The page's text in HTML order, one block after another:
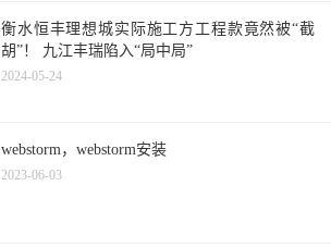
衡水恒丰理想城实际施工方工程款竟然被“截
胡”！ 九江丰瑞陷入“局中局”
2024-05-24
webstorm，webstorm安装
2023-06-03